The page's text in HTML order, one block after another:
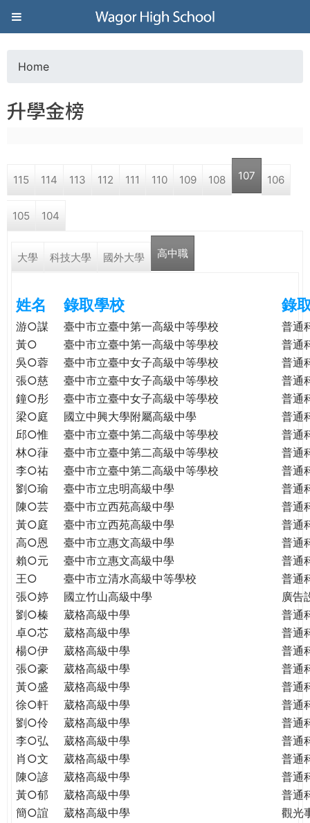
Jump to navigation
葳
格
高
學
格。
民。
WAGOR
TODAY
THE
WORLD
TOMORROW
PUTTING
YOU
ON
THE
PATH
GLOBAL
CITIZENSHIP
o
a
r
e
e
r
e
Home
升學金榜
115 114 113 112 111 110 109 108 107 106
105 104
大學 科技大學 國外大學 高中職
姓名 錄取學校 錄
游○謀 臺中市立臺中第一高級中等學校
普通
黃○
臺中市立臺中第一高級中等學校
普通
吳○蓉
臺中市立臺中女子高級中等學校
普通
張○慈
臺中市立臺中女子高級中等學校
普通
鐘○彤
臺中市立臺中女子高級中等學校
普通
梁○庭
國立中興大學附屬高級中學
普通
邱○惟
臺中市立臺中第二高級中等學校
普通
林○葎
臺中市立臺中第二高級中等學校
普通
李○祐
臺中市立臺中第二高級中等學校
普通
劉○瑜
臺中市立忠明高級中學
普通
陳○芸
臺中市立西苑高級中學
普通
黃○庭
臺中市立西苑高級中學
普通
高○恩
臺中市立惠文高級中學
普通
賴○元
臺中市立惠文高級中學
普通
王○
臺中市立清水高級中等學校
普通
張○婷
國立竹山高級中學
廣告
劉○榛
葳格高級中學
普通
卓○芯
葳格高級中學
普通
楊○伊
葳格高級中學
普通
張○豪
葳格高級中學
普通
黃○盛
葳格高級中學
普通
徐○軒
葳格高級中學
普通
劉○伶
葳格高級中學
普通
李○弘
葳格高級中學
普通
肖○文
葳格高級中學
普通
陳○諺
葳格高級中學
普通
黃○郁
葳格高級中學
普通
簡○誼
葳格高級中學
觀光